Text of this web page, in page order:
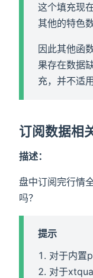
这个填充现
其他的特色
因此其他函
果存在数据
充，并不适用
订阅数据相
描述：
盘中订阅完行情
吗？
提示
对于内置
对于